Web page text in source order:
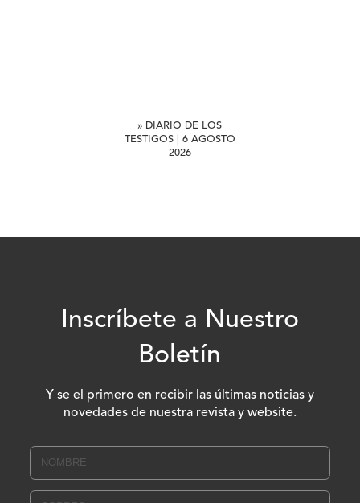
» DIARIO DE LOS
TESTIGOS | 6 AGOSTO
2026
Inscríbete a Nuestro
Boletín
Y se el primero en recibir las últimas noticias y
novedades de nuestra revista y website.